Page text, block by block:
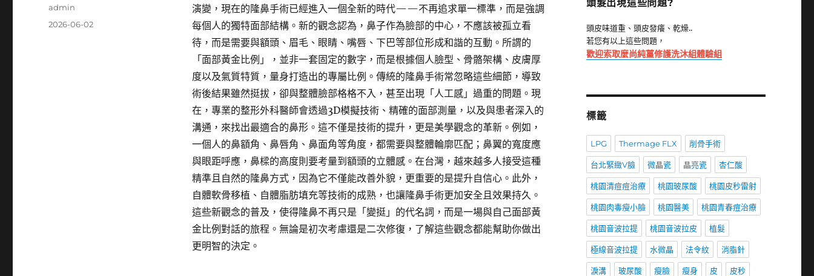
演變，現在的隆鼻手術已經進入一個全新的時代——不再追求單一標準，而是強調
每個人的獨特面部結構。新的觀念認為，鼻子作為臉部的中心，不應該被孤立看
待，而是需要與額頭、眉毛、眼睛、嘴唇、下巴等部位形成和諧的互動。所謂的
「面部黃金比例」，並非一套固定的數字，而是根據個人臉型、骨骼架構、皮膚厚
度以及氣質特質，量身打造出的專屬比例。傳統的隆鼻手術常忽略這些細節，導致
術後結果雖然挺拔，卻與整體臉部格格不入，甚至出現「人工感」過重的問題。現
在，專業的整形外科醫師會透過3D模擬技術、精確的面部測量，以及與患者深入的
溝通，來找出最適合的鼻形。這不僅是技術的提升，更是美學觀念的革新。例如，
一個人的鼻額角、鼻唇角、鼻面角等角度，都需要與整體輪廓匹配；鼻翼的寬度應
與眼距呼應，鼻樑的高度則要考量到額頭的立體感。在台灣，越來越多人接受這種
精準且自然的隆鼻方式，因為它不僅能改善外貌，更重要的是提升自信心。此外，
自體軟骨移植、自體脂肪填充等技術的成熟，也讓隆鼻手術更加安全且效果持久。
這些新觀念的普及，使得隆鼻不再只是「變挺」的代名詞，而是一場與自己面部黃
金比例對話的旅程。無論是初次考慮還是二次修復，了解這些觀念都能幫助你做出
更明智的決定。
作
admin
發
2026-06-02
頭髮出現這些問題?
頭皮味道重、頭皮發癢、乾燥..
若您有以上這些問題，
歡迎索取麼尚純薑修護洗沐組體驗組
標籤
LPG Thermage FLX 削骨手術
台北緊緻V臉 微晶瓷 晶亮瓷 杏仁酸
桃園清痘痘治療 桃園玻尿酸 桃園皮秒雷射
桃園肉毒瘦小臉 桃園醫美 桃園青春痘治療
桃園音波拉提 桃園音波拉皮 植髮
極線音波拉提 水微晶 法令紋 消脂針
淚溝 玻尿酸 瘦臉 瘦身 皮 皮秒